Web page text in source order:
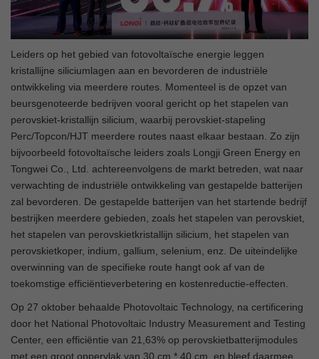
Leiders op het gebied van fotovoltaïsche energie leggen
kristallijne siliciumlagen aan en bevorderen de industriële
ontwikkeling via meerdere routes. Momenteel is de opzet van
beursgenoteerde bedrijven vooral gericht op het stapelen van
perovskiet-kristallijn silicium, waarbij perovskiet-stapeling
Perc/Topcon/HJT meerdere routes naast elkaar bestaan. Zo zijn
bijvoorbeeld fotovoltaïsche leiders zoals Longji Green Energy en
Tongwei Co., Ltd. achtereenvolgens de markt betreden, wat naar
verwachting de industriële ontwikkeling van gestapelde batterijen
zal bevorderen. De gestapelde batterijen van het startende bedrijf
bestrijken meerdere gebieden, zoals het stapelen van perovskiet,
het stapelen van perovskietkristallijn silicium, het stapelen van
perovskietkoper, indium, gallium, selenium, enz. De uiteindelijke
overwinning van de specifieke route hangt ook af van de
toekomstige efficiëntieverbetering en kostenreductie-effecten.
Op 27 oktober behaalde Photovoltaic Technology, na certificering
door het National Photovoltaic Industry Measurement and Testing
Center, een efficiëntie van 21,63% op perovskietbatterijmodules
met een groot oppervlak van 30 cm * 40 cm, en bleef daarmee